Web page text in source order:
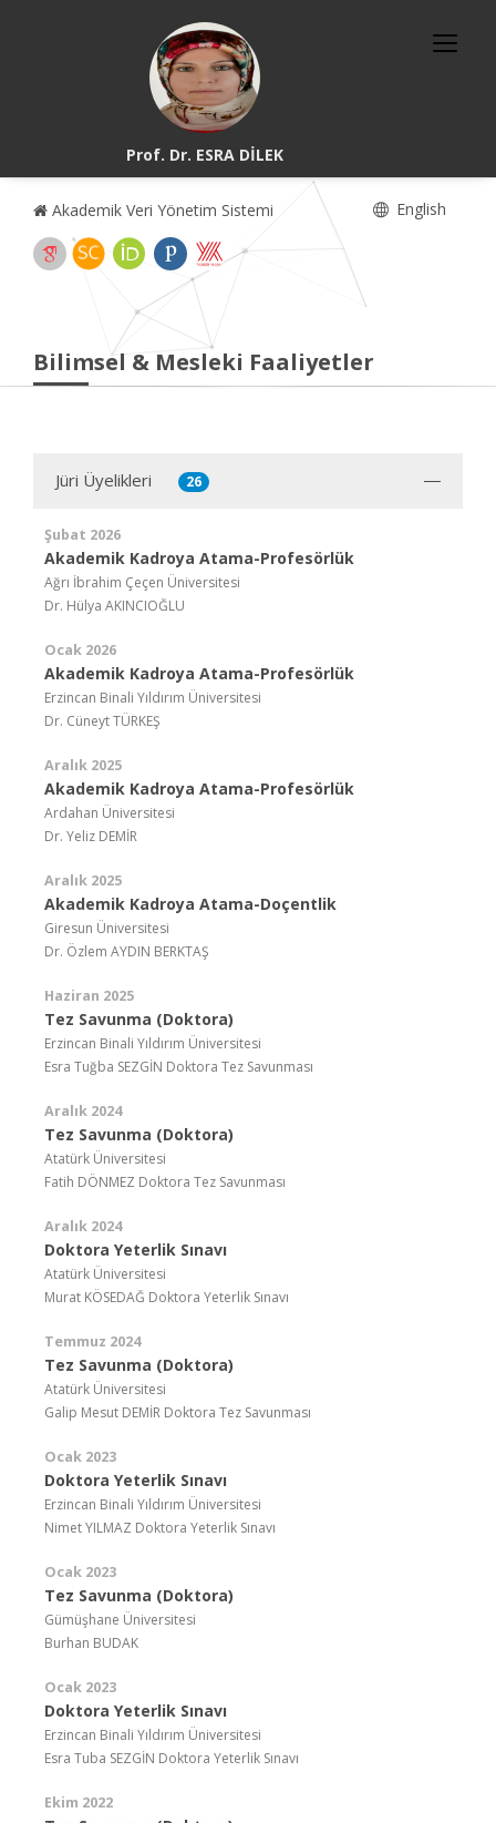
Prof. Dr. ESRA DİLEK
Akademik Veri Yönetim Sistemi English
Bilimsel & Mesleki Faaliyetler
Jüri Üyelikleri 26
Şubat 2026
Akademik Kadroya Atama-Profesörlük
Ağrı İbrahim Çeçen Üniversitesi
Dr. Hülya AKINCIOĞLU
Ocak 2026
Akademik Kadroya Atama-Profesörlük
Erzincan Binali Yıldırım Üniversitesi
Dr. Cüneyt TÜRKEŞ
Aralık 2025
Akademik Kadroya Atama-Profesörlük
Ardahan Üniversitesi
Dr. Yeliz DEMİR
Aralık 2025
Akademik Kadroya Atama-Doçentlik
Giresun Üniversitesi
Dr. Özlem AYDIN BERKTAŞ
Haziran 2025
Tez Savunma (Doktora)
Erzincan Binali Yıldırım Üniversitesi
Esra Tuğba SEZGİN Doktora Tez Savunması
Aralık 2024
Tez Savunma (Doktora)
Atatürk Üniversitesi
Fatih DÖNMEZ Doktora Tez Savunması
Aralık 2024
Doktora Yeterlik Sınavı
Atatürk Üniversitesi
Murat KÖSEDAĞ Doktora Yeterlik Sınavı
Temmuz 2024
Tez Savunma (Doktora)
Atatürk Üniversitesi
Galip Mesut DEMİR Doktora Tez Savunması
Ocak 2023
Doktora Yeterlik Sınavı
Erzincan Binali Yıldırım Üniversitesi
Nimet YILMAZ Doktora Yeterlik Sınavı
Ocak 2023
Tez Savunma (Doktora)
Gümüşhane Üniversitesi
Burhan BUDAK
Ocak 2023
Doktora Yeterlik Sınavı
Erzincan Binali Yıldırım Üniversitesi
Esra Tuba SEZGİN Doktora Yeterlik Sınavı
Ekim 2022